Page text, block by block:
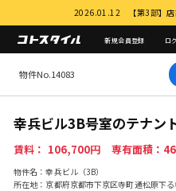
2026.01.12 【第3部】店
新規会員登録 ロ
物件No.14083
幸兵ビル3B号室のテナン
賃料： 106,700円 専有面積：
物件名：幸兵ビル（3B）
所在地：京都府京都市下京区寺町通松原下